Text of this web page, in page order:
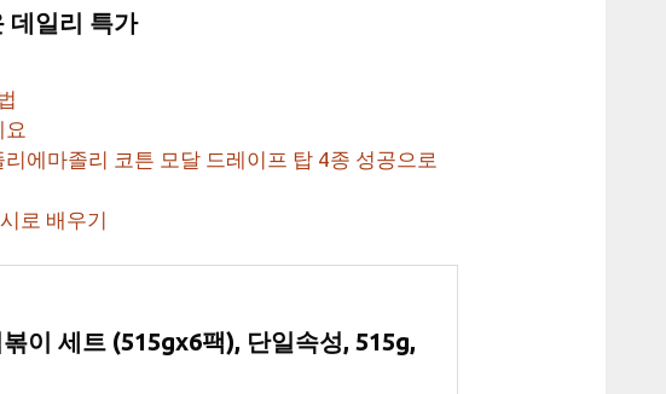
데일리 특가
요
에마졸리 코튼 모달 드레이프 탑 4종 성공으로
로 배우기
이 세트 (515gx6팩), 단일속성, 515g,